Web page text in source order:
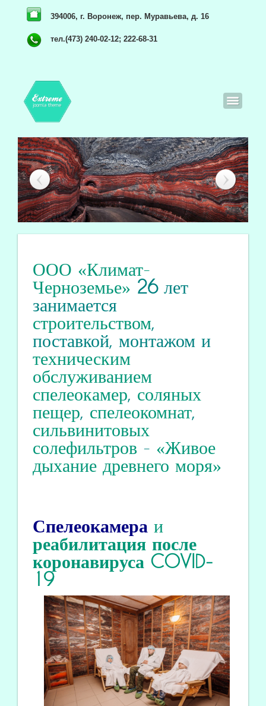
394006, г. Воронеж, пер. Муравьева, д. 16
тел.(473) 240-02-12; 222-68-31
ООО «Климат-
Черноземье» 26лет
занимается
строительством,
поставкой, монтажом и
техническим
обслуживанием
спелеокамер, соляных
пещер, спелеокомнат,
сильвинитовых
солефильтров - «Живое
дыхание древнего моря»
Спелеокамера и
реабилитацияпосле
коронавируса COVID-
19